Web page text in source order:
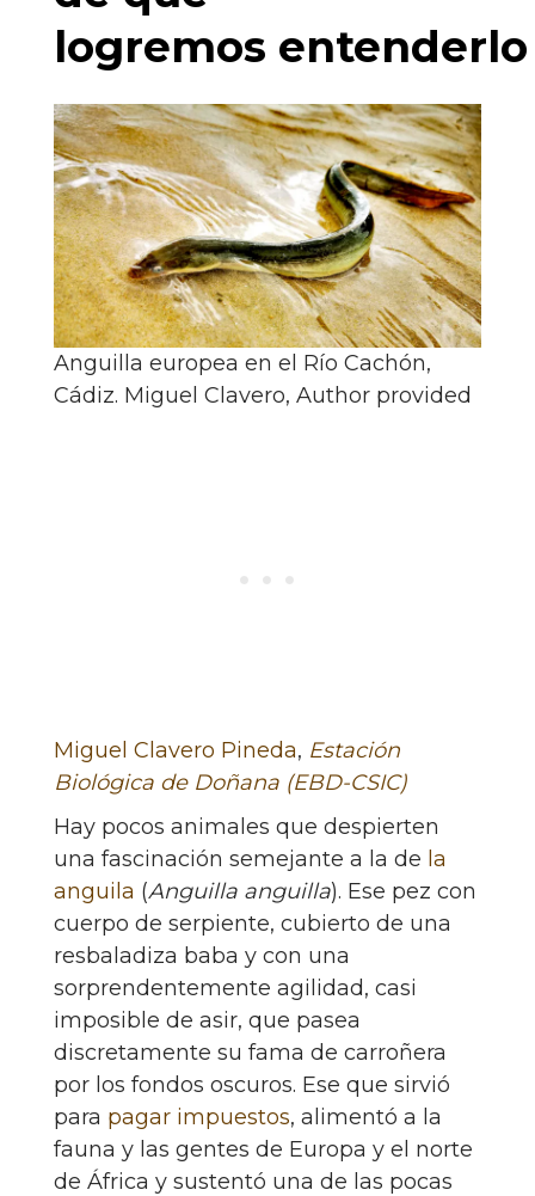
logremos entenderlo
Anguilla europea en el Río Cachón,
Cádiz. Miguel Clavero, Author provided
Miguel Clavero Pineda, Estación
Biológica de Doñana (EBD-CSIC)
Hay pocos animales que despierten
una fascinación semejante a la de la
anguila (Anguilla anguilla). Ese pez con
cuerpo de serpiente, cubierto de una
resbaladiza baba y con una
sorprendentemente agilidad, casi
imposible de asir, que pasea
discretamente su fama de carroñera
por los fondos oscuros. Ese que sirvió
para pagar impuestos, alimentó a la
fauna y las gentes de Europa y el norte
de África y sustentó una de las pocas